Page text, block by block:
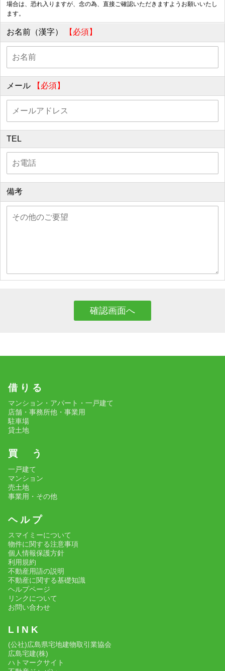
場合は、恐れ入りますが、念の為、直接ご確認いただきますようお願いいたし
ます。
お名前（漢字） 【必須】
メール 【必須】
TEL
備考
借 り る
マンション・アパート・一戸建て
店舗・事務所他・事業用
駐車場
貸土地
買 う
一戸建て
マンション
売土地
事業用・その他
ヘ ル プ
スマイミーについて
物件に関する注意事項
個人情報保護方針
利用規約
不動産用語の説明
不動産に関する基礎知識
ヘルプページ
リンクについて
お問い合わせ
L I N K
(公社)広島県宅地建物取引業協会
広島宅建(株)
ハトマークサイト